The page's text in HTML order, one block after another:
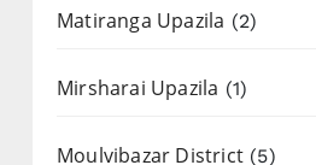
Matiranga Upazila (2)
Mirsharai Upazila (1)
Moulvibazar District (5)